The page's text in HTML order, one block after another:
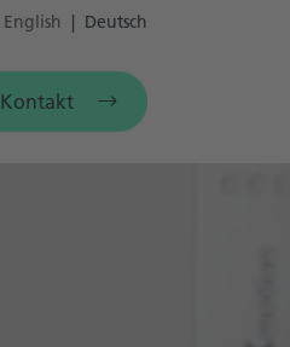
English Deutsch
Kontakt